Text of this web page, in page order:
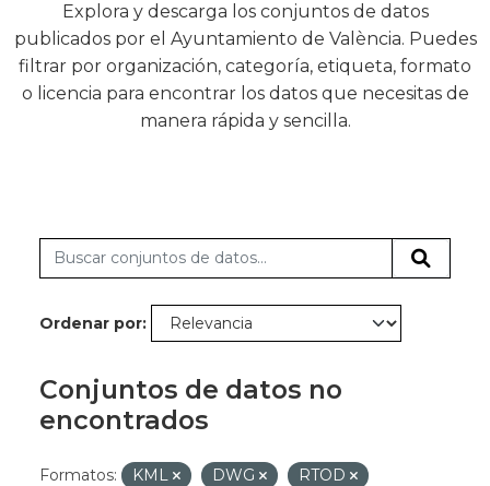
Explora y descarga los conjuntos de datos
publicados por el Ayuntamiento de València. Puedes
filtrar por organización, categoría, etiqueta, formato
o licencia para encontrar los datos que necesitas de
manera rápida y sencilla.
Ordenar por
Conjuntos de datos no
encontrados
Formatos: KML DWG
RTOD